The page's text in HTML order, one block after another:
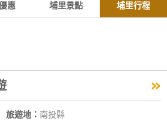
惠 埔里景點 埔里行程
»
旅遊地： 南投縣